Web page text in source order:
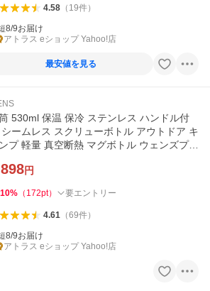
4.58（ 19件）
8/9お届け
アトラス eショップ Yahoo!店
最安値を見る
530ml 保温 保冷 ステンレス ハンドル付
シームレス スクリューボトル アウトドア キ
プ 軽量 真空断熱 マグボトル ウェンズプロ
円
10% （ 172pt） 要エントリー
4.61（69件）
8/9お届け
アトラス eショップ Yahoo!店